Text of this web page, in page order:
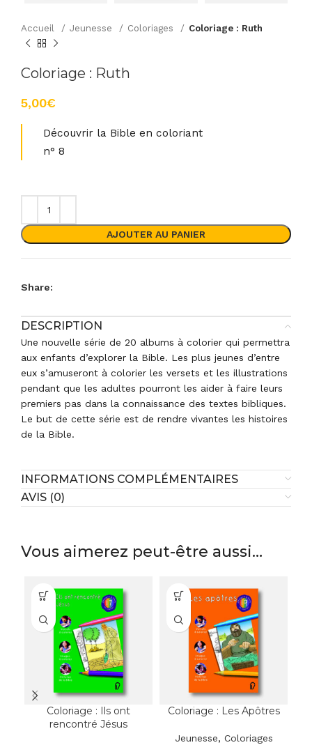
Accueil Jeunesse Coloriages Coloriage : Ruth
Coloriage : Ruth
€
Découvrir la Bible en coloriant
n° 8
AJOUTER AU PANIER
Share:
DESCRIPTION
Une nouvelle série de 20 albums à colorier qui permettra
aux enfants d’explorer la Bible. Les plus jeunes d’entre
eux s’amuseront à colorier les versets et les illustrations
pendant que les adultes pourront les aider à faire leurs
premiers pas dans la connaissance des textes bibliques.
Le but de cette série est de rendre vivantes les histoires
de la Bible.
INFORMATIONS COMPLÉMENTAIRES
AVIS (0)
Vous aimerez peut-être aussi…
Coloriage : Ils ont
rencontré Jésus
Coloriage : Les Apôtres
Jeunesse, Coloriages